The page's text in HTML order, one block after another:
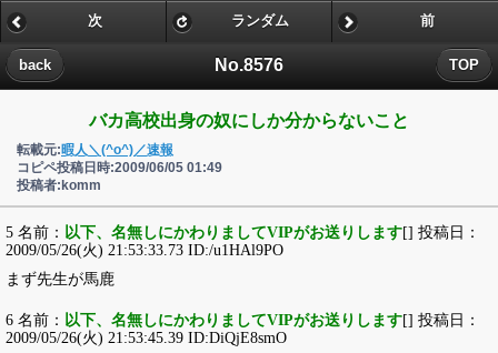
No.8576
back TOP
次 ランダム 前
バカ高校出身の奴にしか分からないこと
転載元:暇人＼(^o^)／速報
コピペ投稿日時:2009/06/05 01:49
投稿者:komm
5 名前： 以下、名無しにかわりましてVIPがお送りします[] 投稿日：
2009/05/26(火) 21:53:33.73 ID:/u1HAl9PO
まず先生が馬鹿
6 名前： 以下、名無しにかわりましてVIPがお送りします[] 投稿日：
2009/05/26(火) 21:53:45.39 ID:DiQjE8smO